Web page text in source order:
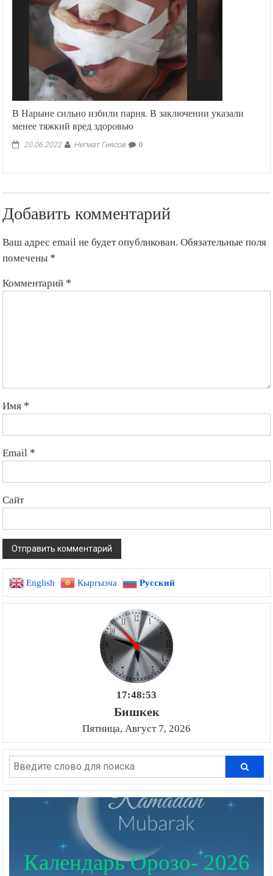
В Нарыне сильно избили парня. В заключении указали
менее тяжкий вред здоровью
20.06.2022 Негмат Гиясов 0
Добавить комментарий
Ваш адрес email не будет опубликован. Обязательные поля
помечены *
Комментарий *
Имя *
Email *
Сайт
English Кыргызча Русский
17:48:54
Бишкек
Пятница, Август 7, 2026
Календарь Орозо- 2026